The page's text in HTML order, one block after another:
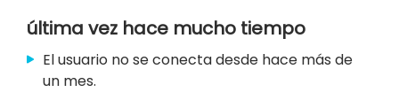
última vez hace mucho tiempo
El usuario no se conecta desde hace más de
un mes.